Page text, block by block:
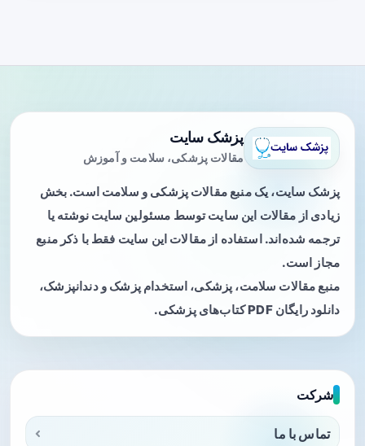
پزشک سایت
مقالات پزشکی، سلامت و آموزش
پزشک سایت، یک منبع مقالات پزشکی و سلامت است. بخش
زیادی از مقالات این سایت توسط مسئولین سایت نوشته یا
ترجمه شده‌اند. استفاده از مقالات این سایت فقط با ذکر منبع
مجاز است.
منبع مقالات سلامت، پزشکی، استخدام پزشک و دندانپزشک،
دانلود رایگان PDF کتاب‌های پزشکی.
شرکت
تماس با ما